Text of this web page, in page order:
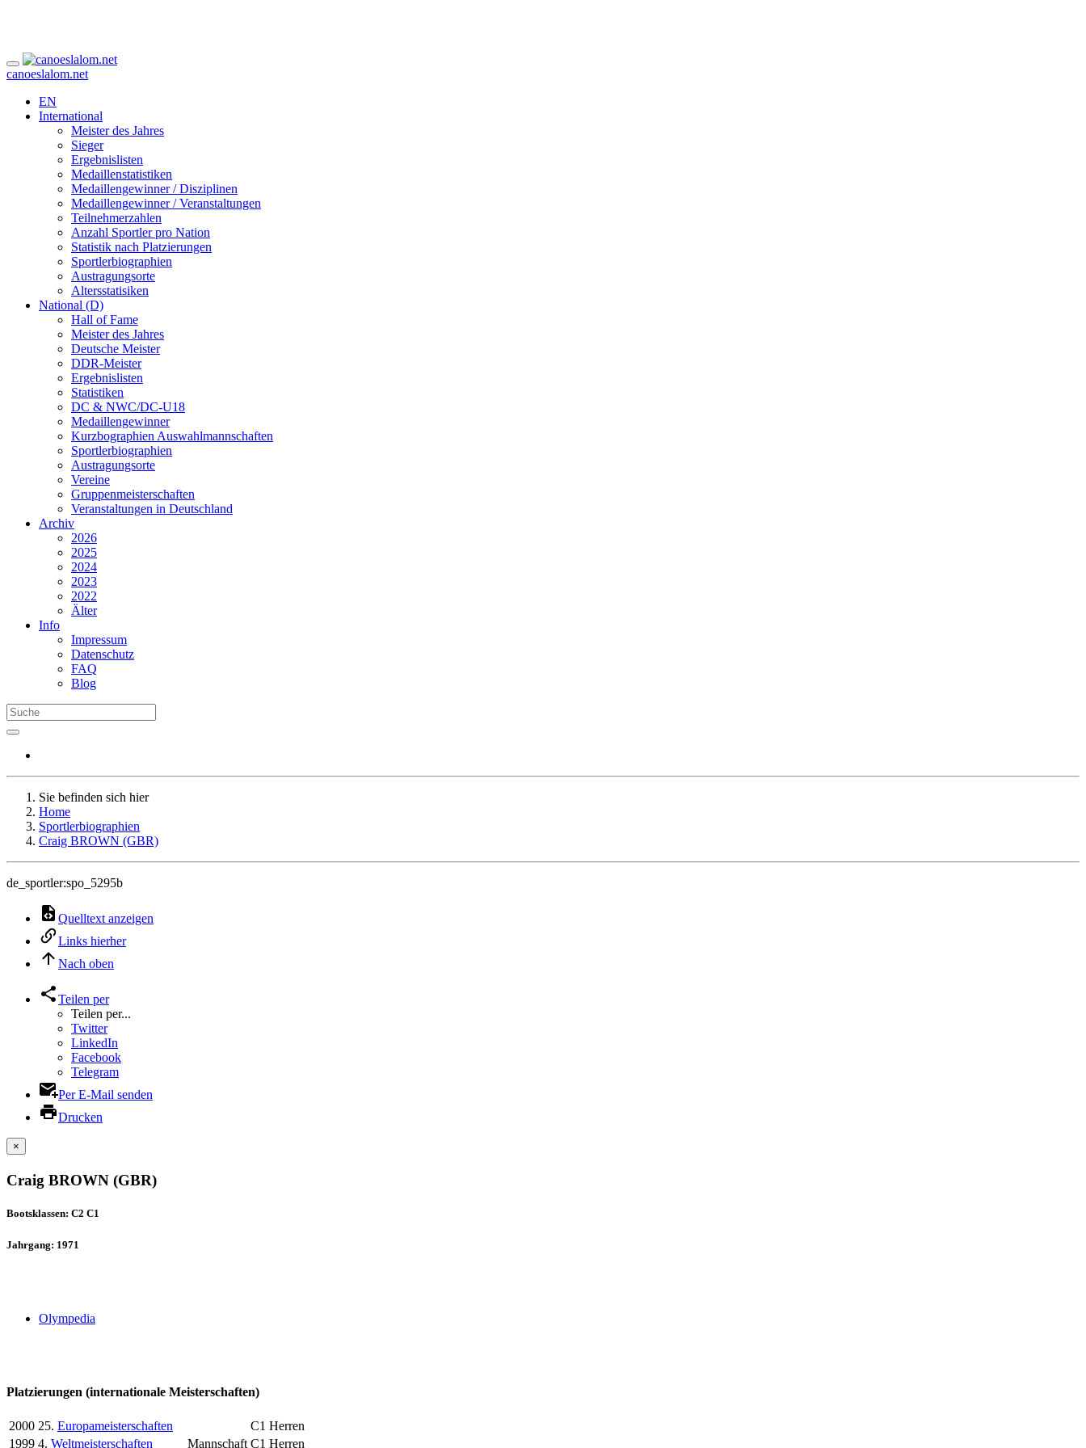
canoeslalom.net
EN
International
Meister des Jahres
Sieger
Ergebnislisten
Medaillenstatistiken
Medaillengewinner / Disziplinen
Medaillengewinner / Veranstaltungen
Teilnehmerzahlen
Anzahl Sportler pro Nation
Statistik nach Platzierungen
Sportlerbiographien
Austragungsorte
Altersstatisiken
National (D)
Hall of Fame
Meister des Jahres
Deutsche Meister
DDR-Meister
Ergebnislisten
Statistiken
DC & NWC/DC-U18
Medaillengewinner
Kurzbographien Auswahlmannschaften
Sportlerbiographien
Austragungsorte
Vereine
Gruppenmeisterschaften
Veranstaltungen in Deutschland
Archiv
2026
2025
2024
2023
2022
Älter
Info
Impressum
Datenschutz
FAQ
Blog
Sie befinden sich hier
Home
Sportlerbiographien
Craig BROWN (GBR)
de_sportler:spo_5295b
Quelltext anzeigen
Links hierher
Nach oben
Teilen per
Teilen per...
Twitter
LinkedIn
Facebook
Telegram
Per E-Mail senden
Drucken
×
Craig BROWN (GBR)
Bootsklassen: C2 C1
Jahrgang: 1971
Olympedia
Platzierungen (internationale Meisterschaften)
2000 25. Europameisterschaften
C1 Herren
1999 4. Weltmeisterschaften Mannschaft C1 Herren